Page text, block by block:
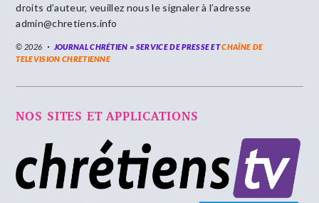
droits d’auteur, veuillez nous le signaler à l’adresse
admin@chretiens.info
© 2026 JOURNAL CHRÉTIEN = SERVICE DE PRESSE ETCHAÎNE DE
TELEVISION CHRETIENNE
NOS SITES ET APPLICATIONS